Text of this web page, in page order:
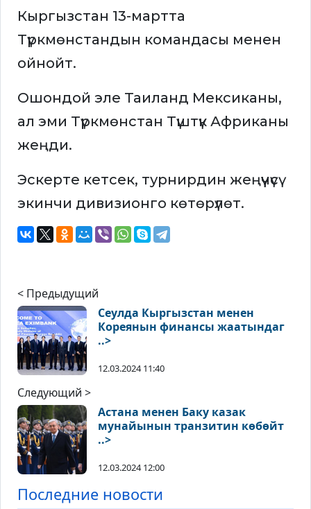
Кыргызстан 13-мартта
Түркмөнстандын командасы менен
ойнойт.
Ошондой эле Таиланд Мексиканы,
ал эми Түркмөнстан Түштүк Африканы
жеңди.
Эскерте кетсек, турнирдин жеңүүчүсү
экинчи дивизионго көтөрүлөт.
< Предыдущий
Сеулда Кыргызстан менен
Кореянын финансы жаатындаг
..>
12.03.2024 11:40
Следующий >
Астана менен Баку казак
мунайынын транзитин көбөйт
..>
12.03.2024 12:00
Последние новости